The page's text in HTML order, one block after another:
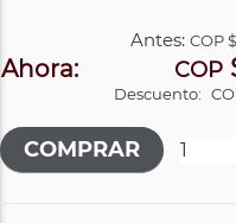
Antes:COP
Ahora: COP
Descuento: